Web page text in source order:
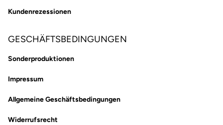
Kundenrezessionen
GESCHÄFTSBEDINGUNGEN
Sonderproduktionen
Impressum
Allgemeine Geschäftsbedingungen
Widerrufsrecht